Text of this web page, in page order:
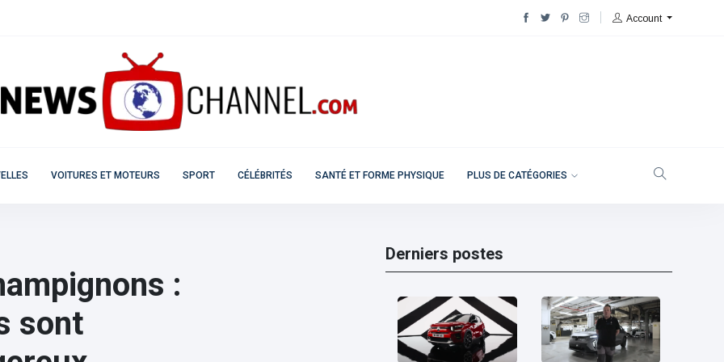
Account
VOITURES ET MOTEURS SPORT CÉLÉBRITÉS SANTÉ ET FORME PHYSIQUE PLUS DE CATÉGORIES
:
sont
Derniers postes